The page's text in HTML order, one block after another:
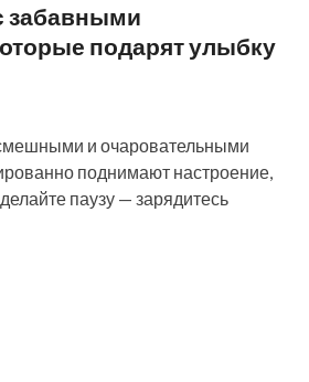
забавными
подарят улыбку
и очаровательными
поднимают настроение,
паузу — зарядитесь